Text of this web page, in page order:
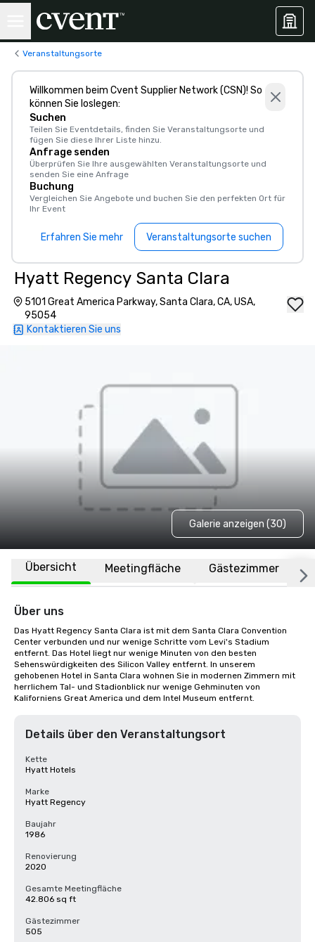
Veranstaltungsorte
Willkommen beim Cvent Supplier Network (CSN)! So
können Sie loslegen:
Suchen
Teilen Sie Eventdetails, finden Sie Veranstaltungsorte und
fügen Sie diese Ihrer Liste hinzu.
Anfrage senden
Überprüfen Sie Ihre ausgewählten Veranstaltungsorte und
senden Sie eine Anfrage
Buchung
Vergleichen Sie Angebote und buchen Sie den perfekten Ort für
Ihr Event
Erfahren Sie mehr Veranstaltungsorte suchen
Hyatt Regency Santa Clara
5101 Great America Parkway, Santa Clara, CA, USA,
95054
Kontaktieren Sie uns
Galerie anzeigen (30)
Übersicht Meetingfläche Gästezimmer
Über uns
Das Hyatt Regency Santa Clara ist mit dem Santa Clara Convention
Center verbunden und nur wenige Schritte vom Levi's Stadium
entfernt. Das Hotel liegt nur wenige Minuten von den besten
Sehenswürdigkeiten des Silicon Valley entfernt. In unserem
gehobenen Hotel in Santa Clara wohnen Sie in modernen Zimmern mit
herrlichem Tal- und Stadionblick nur wenige Gehminuten von
Kaliforniens Great America und dem Intel Museum entfernt.
Details über den Veranstaltungsort
Kette
Hyatt Hotels
Marke
Hyatt Regency
Baujahr
1986
Renovierung
2020
Gesamte Meetingfläche
42.806 sq ft
Gästezimmer
505